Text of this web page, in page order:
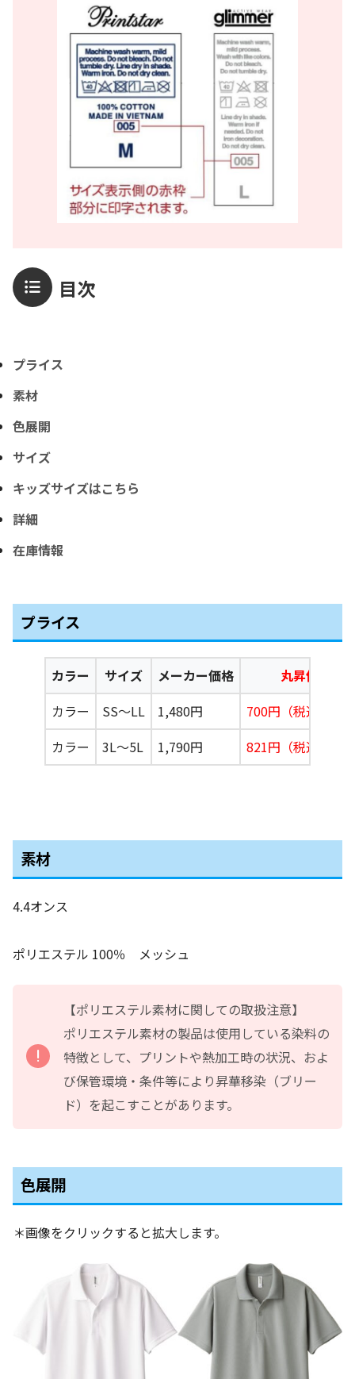
目次
プライス
素材
色展開
サイズ
キッズサイズはこちら
詳細
在庫情報
プライス
カラー サイズ メーカー価格
丸昇価格
カラー
SS〜LL 1,480円
700円（税込770
カラー
3L〜5L 1,790円 821円（税込903
素材
4.4オンス
ポリエステル 100％ メッシュ
【ポリエステル素材に関しての取扱注意】
ポリエステル素材の製品は使用している染料の
特徴として、プリントや熱加工時の状況、およ
び保管環境・条件等により昇華移染（ブリー
ド）を起こすことがあります。
色展開
＊画像をクリックすると拡大します。